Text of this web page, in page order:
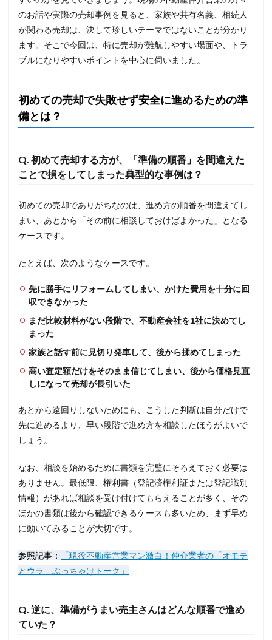
のお話や実際の売却事例を見ると、家族や共有名義、相続人
が関わる売却は、決して珍しいテーマではないことが分かり
ます。そこで今回は、特に売却が難航しやすい場面や、トラ
ブルになりやすいポイントを中心に伺いました。
初めての売却で失敗せず安全に進めるための準
備とは？
Q. 初めて売却する方が、「準備の順番」を間違えた
ことで損をしてしまった典型的な事例は？
初めての売却でありがちなのは、進め方の順番を間違えてし
まい、あとから「その前に相談しておけばよかった」となる
ケースです。
たとえば、次のようなケースです。
先に勝手にリフォームしてしまい、かけた費用を十分に回
収できなかった
まだ比較材料がない段階で、不動産会社を1社に決めてし
まった
家族と話す前に見切り発車して、後から揉めてしまった
高い査定額だけをそのまま信じてしまい、後から価格見直
しになって売却が長引いた
あとから遠回りしないためにも、こうした判断は自分だけで
先に進めるより、早い段階で進め方を相談したほうがよいで
しょう。
なお、相談を始めるために書類を完璧にそろえておく必要は
ありません。最低限、権利書（登記済権利証または登記識別
情報）があれば相談を受け付けてもらえることが多く、その
ほかの書類は後から確認できるケースも多いため、まず早め
に動いてみることが大切です。
参照記事：
「現役不動産営業マン激白！仲介業者の「オモテ
とウラ」ぶっちゃけトーク」
Q. 逆に、準備がうまい売主さんはどんな順番で進め
ていた？